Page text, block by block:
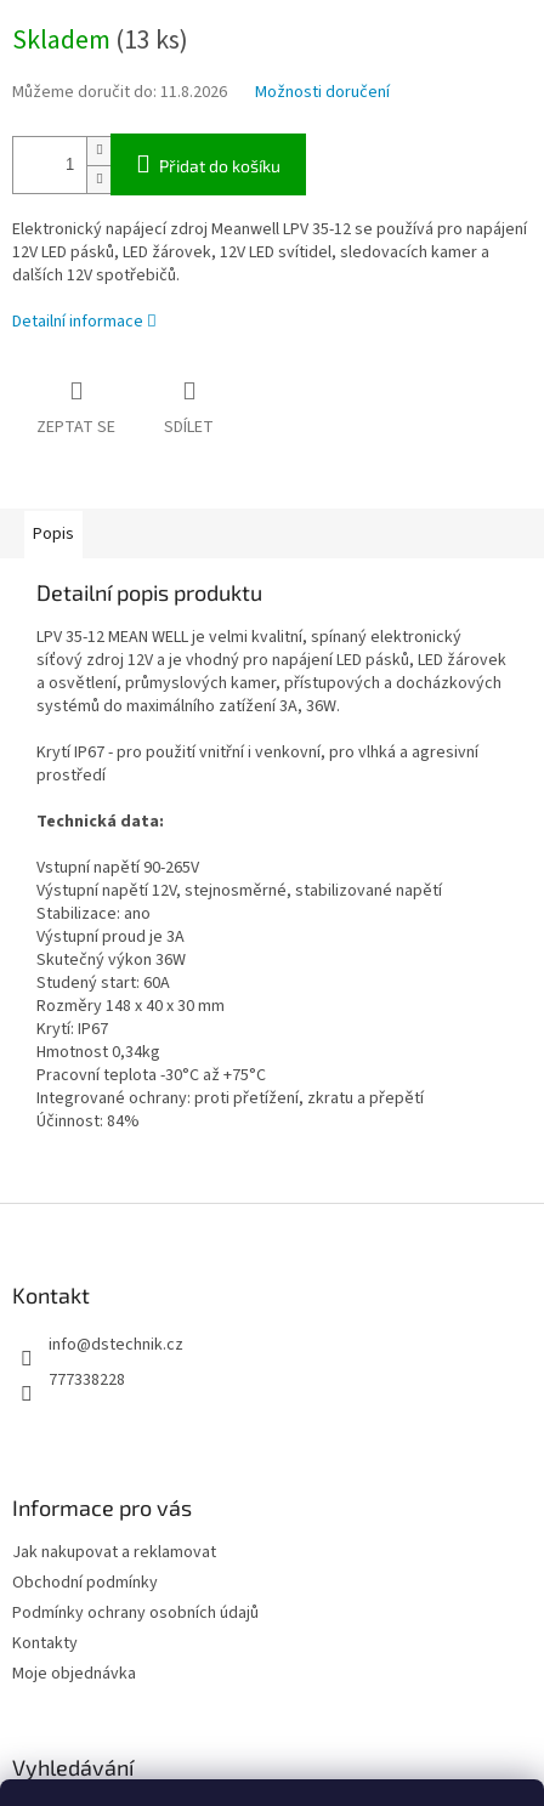
cena:
Skladem (13 ks)
Můžeme doručit do: 11.8.2026 Možnosti doručení
Přidat do košíku
Elektronický napájecí zdroj Meanwell LPV 35-12 se používá pro napájení
12V LED pásků, LED žárovek, 12V LED svítidel, sledovacích kamer a
dalších 12V spotřebičů.
Detailní informace
ZEPTAT SE SDÍLET
Popis
Detailní popis produktu
LPV 35-12 MEAN WELL je velmi kvalitní, spínaný elektronický
síťový zdroj 12V a je vhodný pro napájení LED pásků, LED žárovek
a osvětlení, průmyslových kamer, přístupových a docházkových
systémů do maximálního zatížení 3A, 36W.
Krytí IP67 - pro použití vnitřní i venkovní, pro vlhká a agresivní
prostředí
Technická data:
Vstupní napětí 90-265V
Výstupní napětí 12V, stejnosměrné, stabilizované napětí
Stabilizace: ano
Výstupní proud je 3A
Skutečný výkon 36W
Studený start: 60A
Rozměry 148 x 40 x 30 mm
Krytí: IP67
Hmotnost 0,34kg
Pracovní teplota -30°C až +75°C
Integrované ochrany: proti přetížení, zkratu a přepětí
Účinnost: 84%
Kontakt
info@dstechnik.cz
777338228
Informace pro vás
Jak nakupovat a reklamovat
Obchodní podmínky
Podmínky ochrany osobních údajů
Kontakty
Moje objednávka
Vyhledávání